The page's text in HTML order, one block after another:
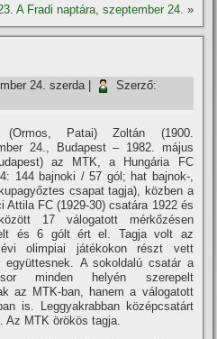
A Fradi naptára, szeptember 24. »
24. szerda|
Szerző:
(Ormos, Patai) Zoltán (1900.
24., Budapest – 1982. május
az MTK, a Hungária FC
144 bajnoki / 57 gól; hat bajnok-,
csapat tagja), közben a
Attila FC (1929-30) csatára 1922 és
17 válogatott mérkőzésen
és 6 gólt ért el. Tagja volt az
olimpiai játékokon részt vett
együttesnek. A sokoldalú csatár a
minden helyén szerepelt
az MTK-ban, hanem a válogatott
is. Leggyakrabban középcsatárt
Az MTK örökös tagja.